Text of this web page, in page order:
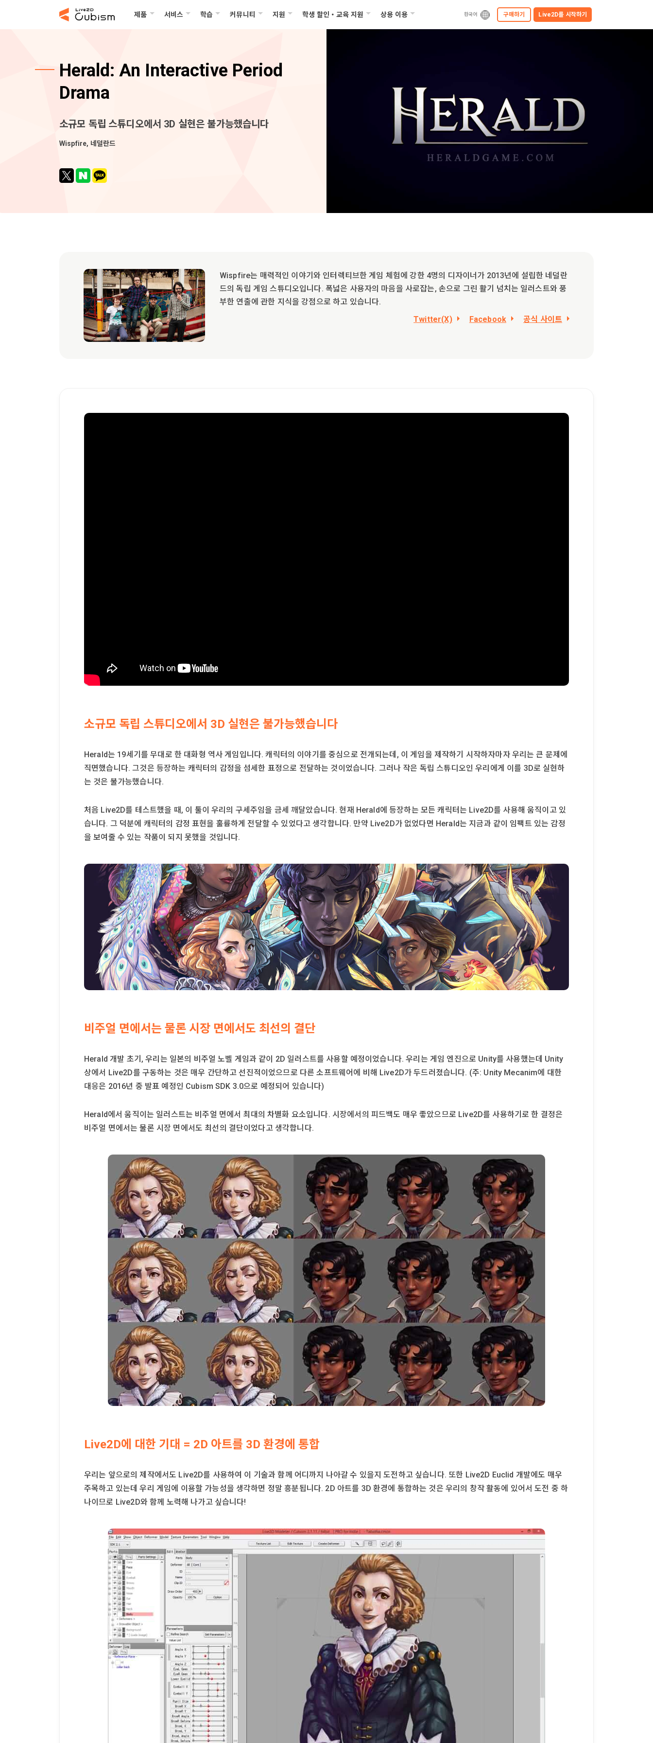
제품 서비스 학습 커뮤니티 지원 학생 할인・교육 지원 상용 이용 한국어 구매하기 Live2D를 시작하기
Herald: An Interactive Period
Drama
소규모 독립 스튜디오에서 3D 실현은 불가능했습니다
Wispfire, 네덜란드
Wispfire는 매력적인 이야기와 인터렉티브한 게임 체험에 강한 4명의 디자이너가 2013년에 설립한 네덜란
드의 독립 게임 스튜디오입니다. 폭넓은 사용자의 마음을 사로잡는, 손으로 그린 활기 넘치는 일러스트와 풍
부한 연출에 관한 지식을 강점으로 하고 있습니다.
Twitter(X)
Facebook 공식 사이트
소규모 독립 스튜디오에서 3D 실현은 불가능했습니다
Herald는 19세기를 무대로 한 대화형 역사 게임입니다. 캐릭터의 이야기를 중심으로 전개되는데, 이 게임을 제작하기 시작하자마자 우리는 큰 문제에
직면했습니다. 그것은 등장하는 캐릭터의 감정을 섬세한 표정으로 전달하는 것이었습니다. 그러나 작은 독립 스튜디오인 우리에게 이를 3D로 실현하
는 것은 불가능했습니다.
처음 Live2D를 테스트했을 때, 이 툴이 우리의 구세주임을 금세 깨달았습니다. 현재 Herald에 등장하는 모든 캐릭터는 Live2D를 사용해 움직이고 있
습니다. 그 덕분에 캐릭터의 감정 표현을 훌륭하게 전달할 수 있었다고 생각합니다. 만약 Live2D가 없었다면 Herald는 지금과 같이 임팩트 있는 감정
을 보여줄 수 있는 작품이 되지 못했을 것입니다.
비주얼 면에서는 물론 시장 면에서도 최선의 결단
Herald 개발 초기, 우리는 일본의 비주얼 노벨 게임과 같이 2D 일러스트를 사용할 예정이었습니다. 우리는 게임 엔진으로 Unity를 사용했는데 Unity
상에서 Live2D를 구동하는 것은 매우 간단하고 선진적이었으므로 다른 소프트웨어에 비해 Live2D가 두드러졌습니다. (주: Unity Mecanim에 대한
대응은 2016년 중 발표 예정인 Cubism SDK 3.0으로 예정되어 있습니다)
Herald에서 움직이는 일러스트는 비주얼 면에서 최대의 차별화 요소입니다. 시장에서의 피드백도 매우 좋았으므로 Live2D를 사용하기로 한 결정은
비주얼 면에서는 물론 시장 면에서도 최선의 결단이었다고 생각합니다.
Live2D에 대한 기대 = 2D 아트를 3D 환경에 통합
우리는 앞으로의 제작에서도 Live2D를 사용하여 이 기술과 함께 어디까지 나아갈 수 있을지 도전하고 싶습니다. 또한 Live2D Euclid 개발에도 매우
주목하고 있는데 우리 게임에 이용할 가능성을 생각하면 정말 흥분됩니다. 2D 아트를 3D 환경에 통합하는 것은 우리의 창작 활동에 있어서 도전 중 하
나이므로 Live2D와 함께 노력해 나가고 싶습니다!